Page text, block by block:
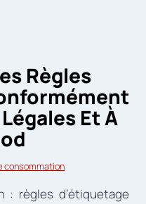
Règles
Et À
consommation
: règles d’étiquetage